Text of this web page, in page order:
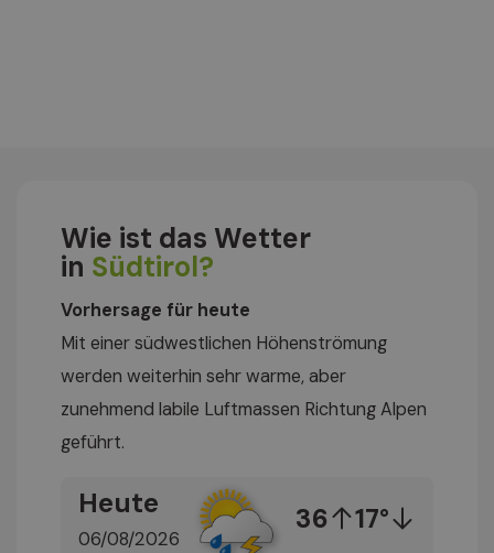
Wie ist das Wetter
in Südtirol?
Vorhersage für heute
Mit einer südwestlichen Höhenströmung
werden weiterhin sehr warme, aber
zunehmend labile Luftmassen Richtung Alpen
geführt.
Heute
06/08/2026
36 17°